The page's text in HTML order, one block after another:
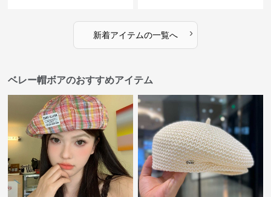
新着アイテムの一覧へ ›
ベレー帽ボアのおすすめアイテム